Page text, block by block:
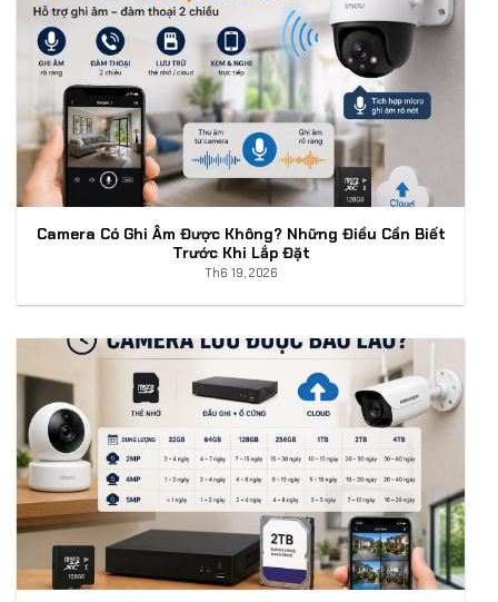
Camera Có Ghi Âm Được Không? Những Điều Cần Biết
Trước Khi Lắp Đặt
Th6 19, 2026